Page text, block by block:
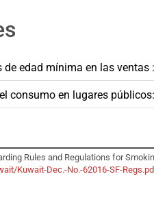
de edad mínima en las ventas :
consumo en lugares públicos:
Rules and Regulations for
Kuwait-Dec.-No.-62016-SF-